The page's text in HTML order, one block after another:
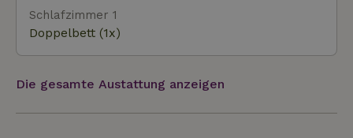
Schlafzimmer 1
Doppelbett (1x)
Die gesamte Austattung anzeigen